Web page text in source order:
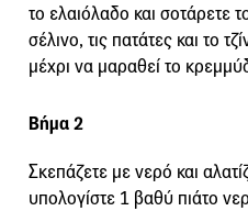
το ελαιόλαδο και σοτάρετε
σέλινο, τις πατάτες και το
μέχρι να μαραθεί το
Βήμα 2
Σκεπάζετε με νερό και
υπολογίστε 1 βαθύ πιάτο